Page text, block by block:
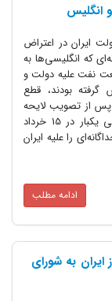
1331 دولت ایران در اعتراض
که انگلیسی‌ها به
نفت علیه دولت و
بودند، قطع
از تصویب لایحه
ملی شدن صنعت نفت ایران در مجلس شورای ملی یکبار در 15 خرداد
را علیه ایران
ادامه مطلب
به شورای